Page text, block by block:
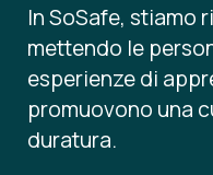
In SoSafe, stiamo
mettendo le
esperienze di
promuovono una
duratura.